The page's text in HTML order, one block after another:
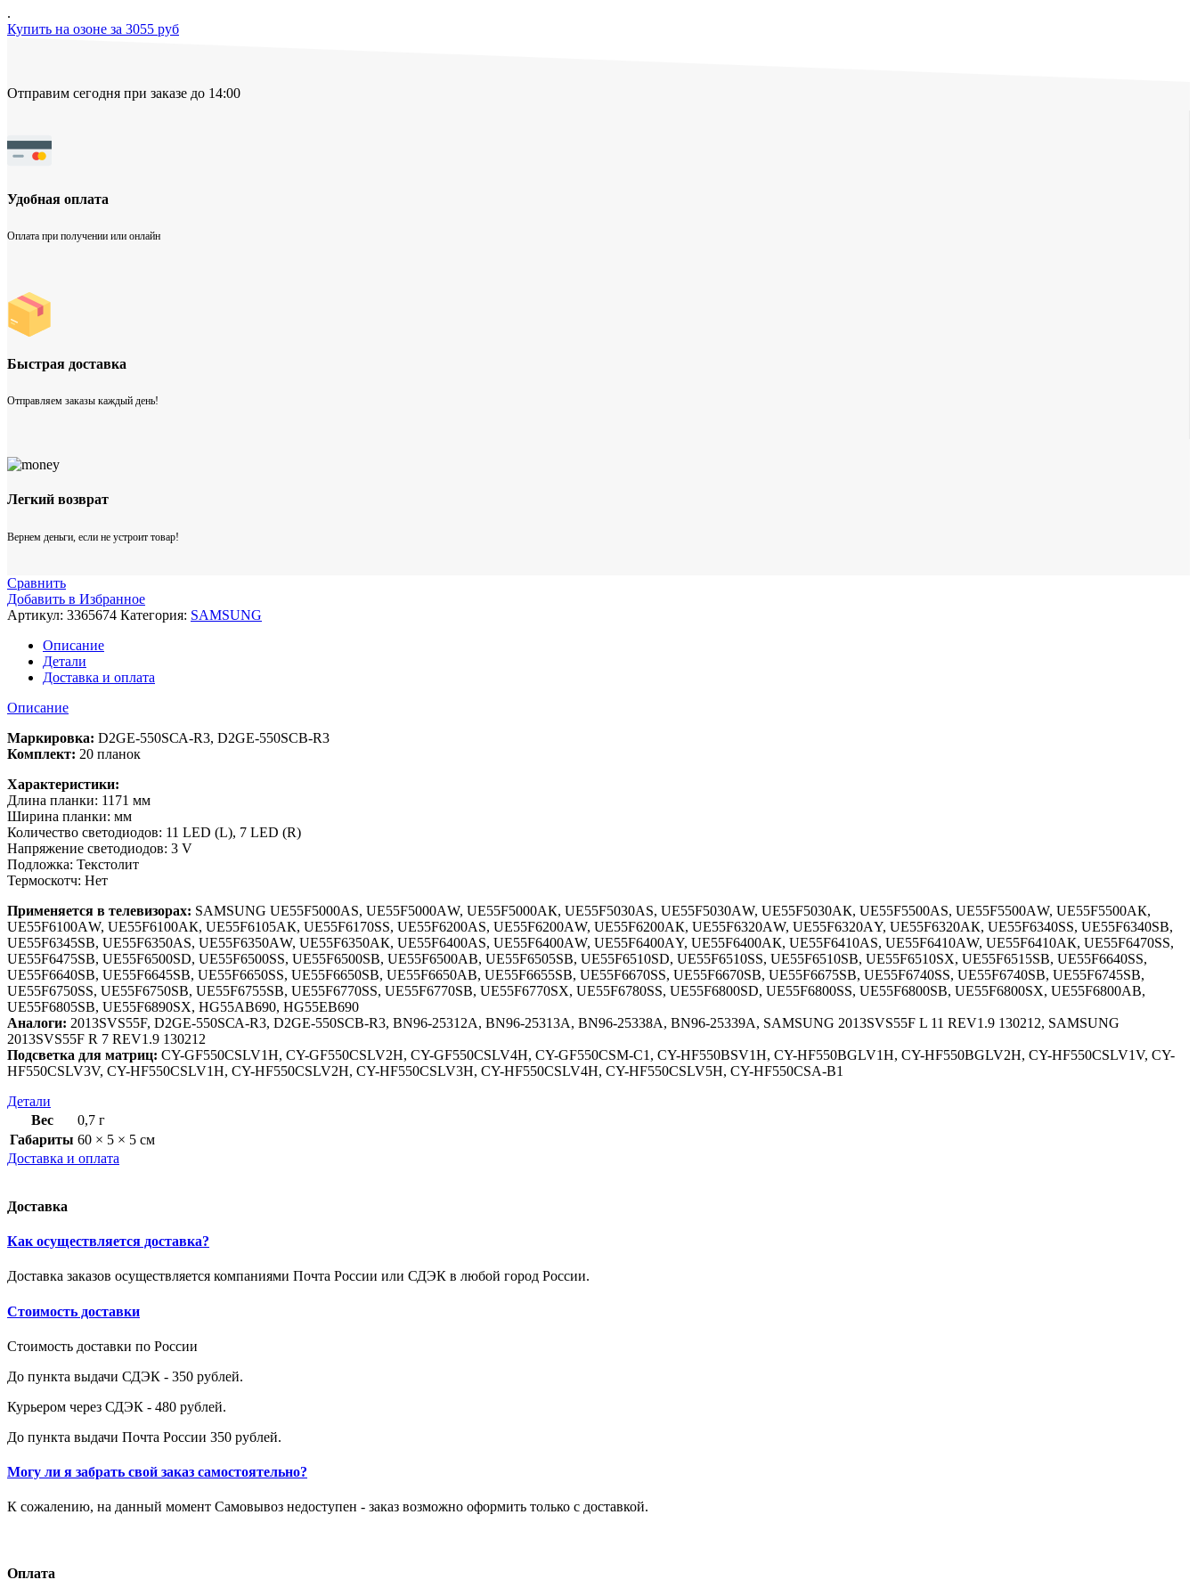
.
Купить на озоне за 3055 руб
Отправим сегодня при заказе до 14:00
Удобная оплата
Оплата при получении или онлайн
Быстрая доставка
Отправляем заказы каждый день!
Легкий возврат
Вернем деньги, если не устроит товар!
Сравнить
Добавить в Избранное
Артикул: 3365674 Категория: SAMSUNG
Описание
Детали
Доставка и оплата
Описание
Маркировка: D2GЕ-550SСА-R3, D2GЕ-550SСВ-R3
Комплект: 20 планок
Характеристики:
Длина планки: 1171 мм
Ширина планки: мм
Количество светодиодов: 11 LED (L), 7 LED (R)
Напряжение светодиодов: 3 V
Подложка: Текстолит
Термоскотч: Нет
Применяется в телевизорах: SAMSUNG UЕ55F5000АS, UЕ55F5000АW, UЕ55F5000АК, UЕ55F5030АS, UЕ55F5030АW, UЕ55F5030АК, UЕ55F5500АS, UЕ55F5500АW, UЕ55F5500АК,
UЕ55F6100АW, UЕ55F6100АК, UЕ55F6105АК, UЕ55F6170SS, UЕ55F6200АS, UЕ55F6200АW, UЕ55F6200АК, UЕ55F6320АW, UЕ55F6320АY, UЕ55F6320АК, UЕ55F6340SS, UЕ55F6340SВ,
UЕ55F6345SВ, UЕ55F6350АS, UЕ55F6350АW, UЕ55F6350АК, UЕ55F6400АS, UЕ55F6400АW, UЕ55F6400АY, UЕ55F6400АК, UЕ55F6410АS, UЕ55F6410АW, UЕ55F6410АК, UЕ55F6470SS,
UЕ55F6475SВ, UЕ55F6500SD, UЕ55F6500SS, UЕ55F6500SВ, UЕ55F6500АВ, UЕ55F6505SВ, UЕ55F6510SD, UЕ55F6510SS, UЕ55F6510SВ, UЕ55F6510SХ, UЕ55F6515SВ, UЕ55F6640SS,
UЕ55F6640SВ, UЕ55F6645SВ, UЕ55F6650SS, UЕ55F6650SВ, UЕ55F6650АВ, UЕ55F6655SВ, UЕ55F6670SS, UЕ55F6670SВ, UЕ55F6675SВ, UЕ55F6740SS, UЕ55F6740SВ, UЕ55F6745SВ,
UЕ55F6750SS, UЕ55F6750SВ, UЕ55F6755SВ, UЕ55F6770SS, UЕ55F6770SВ, UЕ55F6770SХ, UЕ55F6780SS, UЕ55F6800SD, UЕ55F6800SS, UЕ55F6800SВ, UЕ55F6800SХ, UЕ55F6800АВ,
UЕ55F6805SВ, UЕ55F6890SХ, НG55АВ690, НG55ЕВ690
Аналоги: 2013SVS55F, D2GЕ-550SСА-R3, D2GЕ-550SСВ-R3, ВN96-25312А, ВN96-25313А, ВN96-25338А, ВN96-25339А, SАМSUNG 2013SVS55F L 11 RЕV1.9 130212, SАМSUNG
2013SVS55F R 7 RЕV1.9 130212
Подсветка для матриц: СY-GF550СSLV1Н, СY-GF550СSLV2Н, СY-GF550СSLV4Н, СY-GF550СSМ-С1, СY-НF550ВSV1Н, СY-НF550ВGLV1Н, СY-НF550ВGLV2Н, СY-НF550СSLV1V, СY-
НF550СSLV3V, СY-НF550СSLV1Н, СY-НF550СSLV2Н, СY-НF550СSLV3Н, СY-НF550СSLV4Н, СY-НF550СSLV5Н, СY-НF550СSА-В1
Детали
Вес
0,7 г
Габариты 60 × 5 × 5 см
Доставка и оплата
Доставка
Как осуществляется доставка?
Доставка заказов осуществляется компаниями Почта России или СДЭК в любой город России.
Стоимость доставки
Стоимость доставки по России
До пункта выдачи СДЭК - 350 рублей.
Курьером через СДЭК - 480 рублей.
До пункта выдачи Почта России 350 рублей.
Могу ли я забрать свой заказ самостоятельно?
К сожалению, на данный момент Самовывоз недоступен - заказ возможно оформить только с доставкой.
Оплата